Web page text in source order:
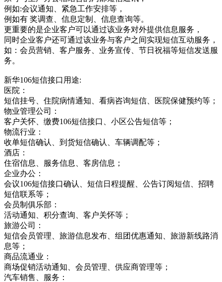
例如:会议通知、紧急工作安排等，
例如有 奖调查、信息定制、信息查询等。
更重要的是企业客户可以通过该业务对外提供信息服务，
同时企业客户还可通过该业务与客户之间实现短信互动服务，
如：会员营销、客户服务、业务宣传、节日祝福等短信发送服
务。
新华106短信接口用途:
医院：
短信挂号、住院病情通知、看病咨询短信、医院保健预约等；
物业管理公司：
客户关怀、缴费106短信接口、小区公告短信等；
物流行业：
收单短信确认、到货短信确认、车辆调配等；
酒店：
住宿信息、服务信息、客房信息；
企业办公：
会议106短信接口确认、短信日程提醒、公告订阅短信、招聘
短信联系等；
会员制俱乐部：
活动通知、积分查询、客户关怀等；
旅游公司：
短信会员管理、旅游信息发布、组团优惠通知、旅游新线路消
息等；
商品流通业：
商场促销活动通知、会员管理、供应商管理等；
汽车销售、服务：